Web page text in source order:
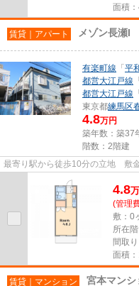
面積
賃貸｜アパート メゾン長瀬I
有楽町線 「 平
都営大江戸線 「
都営大江戸線 「
東京都練馬区
4.8万円
築年数：築37
階数：2階建
最寄り駅から徒歩10分の立地 敷
4.8万
(管理
敷：0
所在
間取
面積
賃貸｜マンション 宮本マンシ